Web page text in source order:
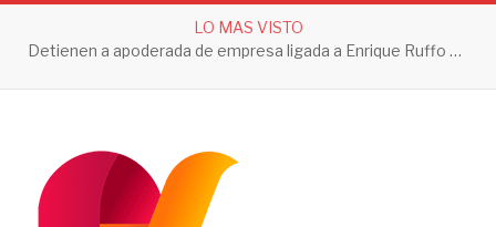
LO MAS VISTO
Detienen a apoderada de empresa ligada a Enrique Ruffo por investigación de Huachicol Fiscal